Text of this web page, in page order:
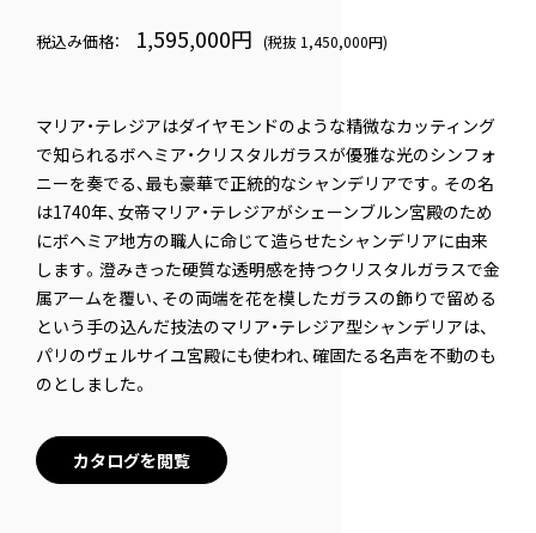
税込み価格： 1,595,000円 (税抜 1,450,000円)
マリア・テレジアはダイヤモンドのような精微なカッティング
で知られるボヘミア・クリスタルガラスが優雅な光のシンフォ
ニーを奏でる、最も豪華で正統的なシャンデリアです。その名
は1740年、女帝マリア・テレジアがシェーンブルン宮殿のため
にボヘミア地方の職人に命じて造らせたシャンデリアに由来
します。澄みきった硬質な透明感を持つクリスタルガラスで金
属アームを覆い、その両端を花を模したガラスの飾りで留める
という手の込んだ技法のマリア・テレジア型シャンデリアは、
パリのヴェルサイユ宮殿にも使われ、確固たる名声を不動のも
のとしました。
カタログを閲覧